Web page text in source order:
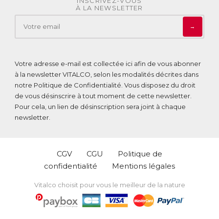
À LA NEWSLETTER
→
Votre adresse e-mail est collectée ici afin de vous abonner
à la newsletter VITALCO, selon les modalités décrites dans
notre Politique de Confidentialité. Vous disposez du droit
de vous désinscrire à tout moment de cette newsletter.
Pour cela, un lien de désinscription sera joint à chaque
newsletter.
CGV CGU
Politique de
confidentialité
Mentions légales
Vitalco choisit pour vous le meilleur de la nature